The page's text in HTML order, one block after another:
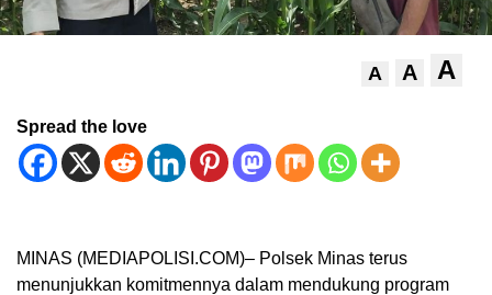
A A A
Spread the love
MINAS (MEDIAPOLISI.COM)– Polsek Minas terus
menunjukkan komitmennya dalam mendukung program